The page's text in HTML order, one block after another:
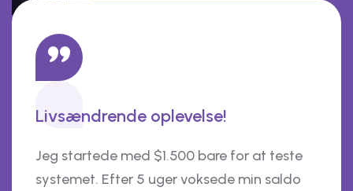
Livsændrende oplevelse!
Jeg startede med $1.500 bare for at teste
systemet. Efter 5 uger voksede min saldo